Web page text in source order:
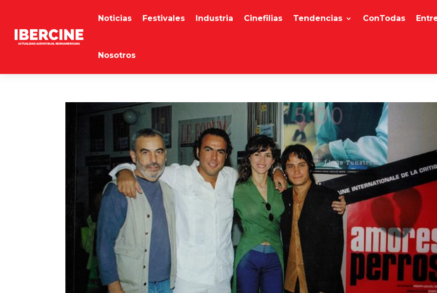
Noticias Festivales Industria Cinefilias Tendencias ConTodas
Nosotros